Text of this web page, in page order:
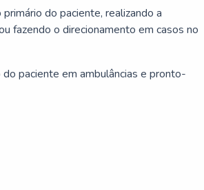
do paciente, realizando a
fazendo o direcionamento em casos no
paciente em ambulâncias e pronto-